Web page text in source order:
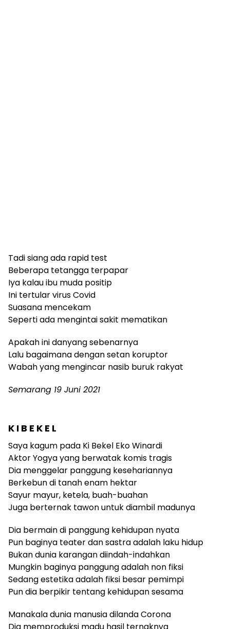
Tadi siang ada rapid test
Beberapa tetangga terpapar
Iya kalau ibu muda positip
Ini tertular virus Covid
Suasana mencekam
Seperti ada mengintai sakit mematikan
Apakah ini danyang sebenarnya
Lalu bagaimana dengan setan koruptor
Wabah yang mengincar nasib buruk rakyat
Semarang 19 Juni 2021
K I B E K E L
Saya kagum pada Ki Bekel Eko Winardi
Aktor Yogya yang berwatak komis tragis
Dia menggelar panggung kesehariannya
Berkebun di tanah enam hektar
Sayur mayur, ketela, buah-buahan
Juga berternak tawon untuk diambil madunya
Dia bermain di panggung kehidupan nyata
Pun baginya teater dan sastra adalah laku hidup
Bukan dunia karangan diindah-indahkan
Mungkin baginya panggung adalah non fiksi
Sedang estetika adalah fiksi besar pemimpi
Pun dia berpikir tentang kehidupan sesama
Manakala dunia manusia dilanda Corona